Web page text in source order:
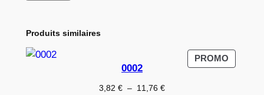
Produits similaires
PROMO
EN
0002
3,82 € – 11,76 €Plage